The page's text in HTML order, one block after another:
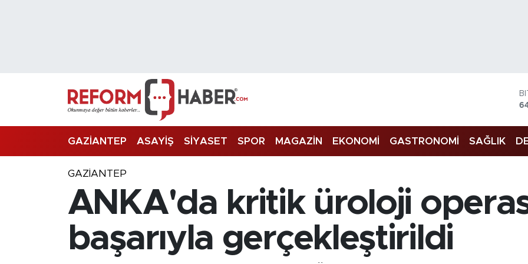
GAZİANTEP ASAYİŞ SİYASET SPOR MAGAZİN EKONOMİ GASTRONOMİ SAĞLIK
GAZIANTEP
ANKA'da kritik üroloji
başarıyla gerçekleştirildi
Trafik Durumu
Süper Lig Puan Durumu ve Fikstür
Son Dakika Haberleri
Haber Arşivi